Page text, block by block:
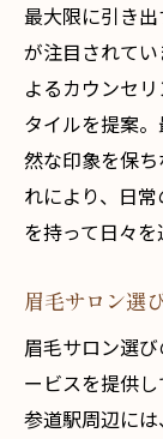
最大限に引き
が注目されて
よるカウンセ
タイルを提案
然な印象を保
れにより、日
を持って日々を
眉毛サロン選
眉毛サロン選
ービスを提供
参道駅周辺に